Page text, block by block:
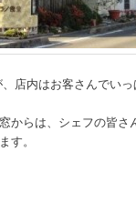
店内はお客さんでいっ
からは、シェフの皆さ
す。